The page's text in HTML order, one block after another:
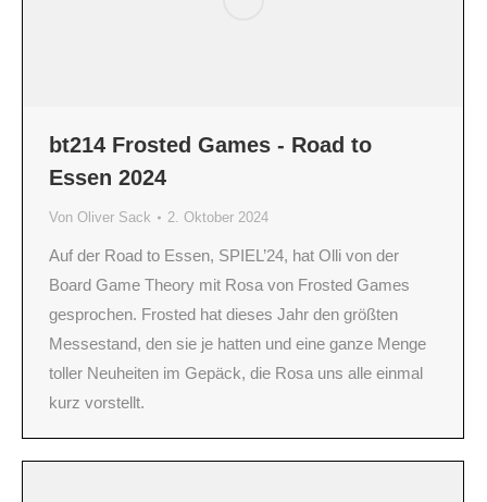
bt214 Frosted Games - Road to
Essen 2024
Von Oliver Sack 2. Oktober 2024
Auf der Road to Essen, SPIEL’24, hat Olli von der
Board Game Theory mit Rosa von Frosted Games
gesprochen. Frosted hat dieses Jahr den größten
Messestand, den sie je hatten und eine ganze Menge
toller Neuheiten im Gepäck, die Rosa uns alle einmal
kurz vorstellt.